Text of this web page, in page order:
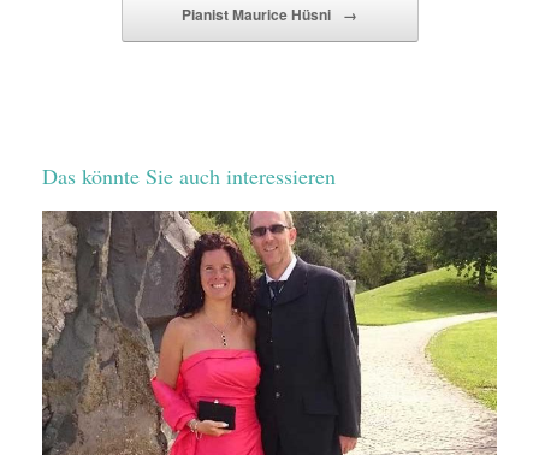
Pianist Maurice Hüsni →
Das könnte Sie auch interessieren